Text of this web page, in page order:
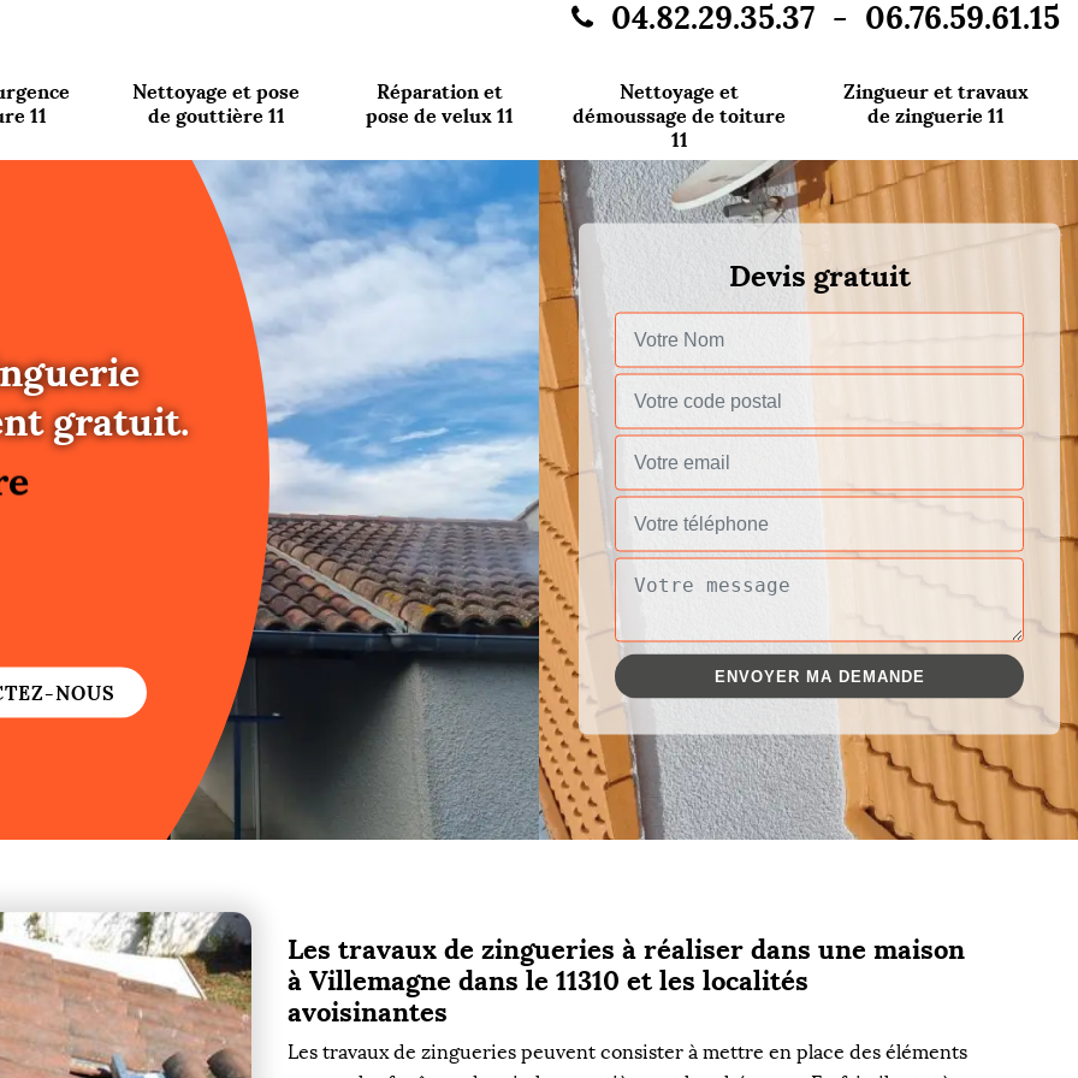
04.82.29.35.37 - 06.76.59.61.15
11
Nettoyage et pose
de gouttière 11
Réparation et
pose de velux 11
Nettoyage et
démoussage de toiture
11
Zingueur et travaux
de zinguerie 11
gratuit.
NOUS
Devis gratuit
Les travaux de zingueries à réaliser dans une maison
à Villemagne dans le 11310 et les localités
avoisinantes
Les travaux de zingueries peuvent consister à mettre en place des éléments